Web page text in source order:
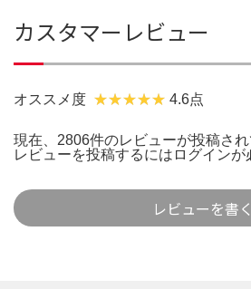
カスタマーレビュー
オススメ度 4.6点
現在、2806件のレビューが投稿され
レビューを投稿するには ログインが
レビューを書く